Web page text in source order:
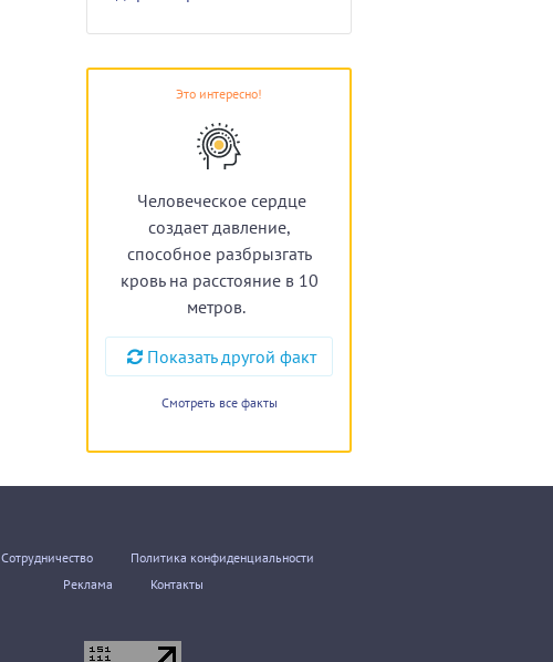
Это интересно!
Человеческое сердце
создает давление,
способное разбрызгать
кровь на расстояние в 10
метров.
Показать другой факт
Смотреть все факты
Сотрудничество
Политика конфиденциальности
Реклама
Контакты